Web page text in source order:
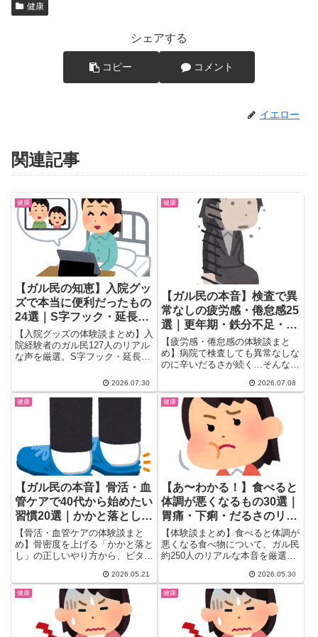
健康
シェアする
コピー コメント
イエロー
関連記事
健康
【ガル民の知恵】入院グッ
ズで本当に便利だったもの
24選｜S字フック・延長コ
ード・耳栓の体験談
【入院グッズの体験談まとめ】入
院経験者のガル民127人のリアル
な声を厳選。S字フック・延長コ
利だったものから、紙パンツ・の
ど飴の賛否まで、検索しても出て
こないリアルな持ち物リストを
24項目、体験談つきで一気にチ
ェックできます。
2026.07.30
健康
【ガル民の本音】検査で異
常なしの疲労感・倦怠感25
選｜更年期・鉄分不足・甲
状腺が原因のことも
【疲労感・倦怠感の体験談まと
め】病院で検査しても異常なしな
のに辛いだるさが続く…そんな悩
選。更年期・鉄分不足・甲状腺機
能低下・ME/CFSなど考えられる
原因から、鉄分サプリ・散歩・食
事改善まで実際に効果があった対
処法を25個一気にチェックでき
ます。
2026.07.08
健康
【ガル民の本音】骨活・血
管ケアで40代から始めたい
習慣20選｜かかと落とし・
ビタミンD・食事改善のリ
アル
【骨活・血管ケアの体験談まと
め】骨密度を上げる「かかと落と
し」の正しいやり方から、ビタミ
返らせる食事習慣まで、ガル民の
本音を厳選。閉経後に一気に骨が
劣化する前に、今日から始められ
る習慣をリアルな体験談で一気に
チェック。
2026.05.21
健康
【あ〜わかる！】食べると
体調が悪くなるもの30選｜
胃痛・下痢・だるさのリア
ル原因をガル民が語る
【体験談まとめ】食べると体調が
悪くなる食べ物について、ガル民
約250人のリアルな本音を厳選。
ー・玉ねぎ・人工甘味料など、実
は多くの人が「合わない」と感じ
る意外な食品がずらり。遅延型ア
レルギーやFODMAPの知識も紹
2026.05.30
健康 健康